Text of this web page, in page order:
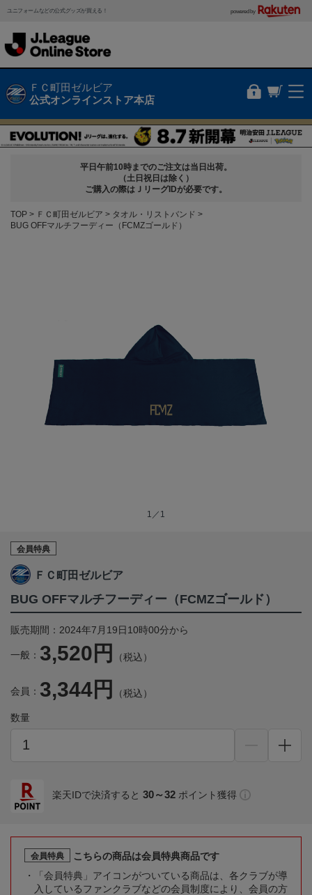
ユニフォームなどの公式グッズが買える！ powered by
ＦＣ町田ゼルビア
公式オンラインストア本店
平日午前10時までのご注文は当日出荷。
（土日祝日は除く）
ご購入の際はＪリーグIDが必要です。
TOP ＦＣ町田ゼルビア
タオル・リストバンド
BUG OFFマルチフーディー（FCMZゴールド）
1／1
会員特典
ＦＣ町田ゼルビア
BUG OFFマルチフーディー（FCMZゴールド）
販売期間：2024年7月19日10時00分から
一般： 3,520円 （税込）
会員： 3,344円 （税込）
数量
楽天IDで決済すると 30～32 ポイント獲得
会員特典
こちらの商品は会員特典商品です
「会員特典」アイコンがついている商品は、各クラブが導
入しているファンクラブなどの会員制度により、会員の方